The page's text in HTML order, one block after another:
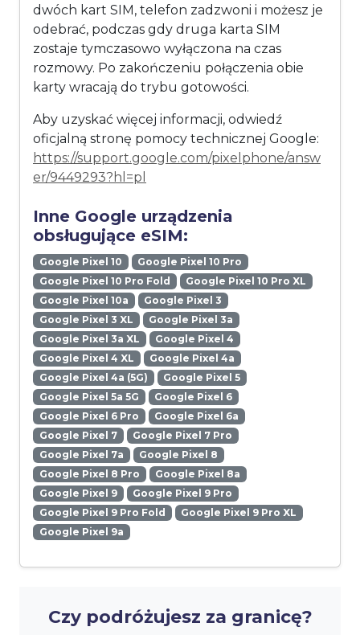
dwóch kart SIM, telefon zadzwoni i możesz je
odebrać, podczas gdy druga karta SIM
zostaje tymczasowo wyłączona na czas
rozmowy. Po zakończeniu połączenia obie
karty wracają do trybu gotowości.
Aby uzyskać więcej informacji, odwiedź
oficjalną stronę pomocy technicznej Google:
https://support.google.com/pixelphone/answ
er/9449293?hl=pl
Inne Google urządzenia
obsługujące eSIM:
Google Pixel 10
Google Pixel 10 Pro
Google Pixel 10 Pro Fold
Google Pixel 10 Pro XL
Google Pixel 10a
Google Pixel 3
Google Pixel 3 XL
Google Pixel 3a
Google Pixel 3a XL
Google Pixel 4
Google Pixel 4 XL
Google Pixel 4a
Google Pixel 4a (5G)
Google Pixel 5
Google Pixel 5a 5G
Google Pixel 6
Google Pixel 6 Pro
Google Pixel 6a
Google Pixel 7
Google Pixel 7 Pro
Google Pixel 7a
Google Pixel 8
Google Pixel 8 Pro
Google Pixel 8a
Google Pixel 9
Google Pixel 9 Pro
Google Pixel 9 Pro Fold
Google Pixel 9 Pro XL
Google Pixel 9a
Czy podróżujesz za granicę?